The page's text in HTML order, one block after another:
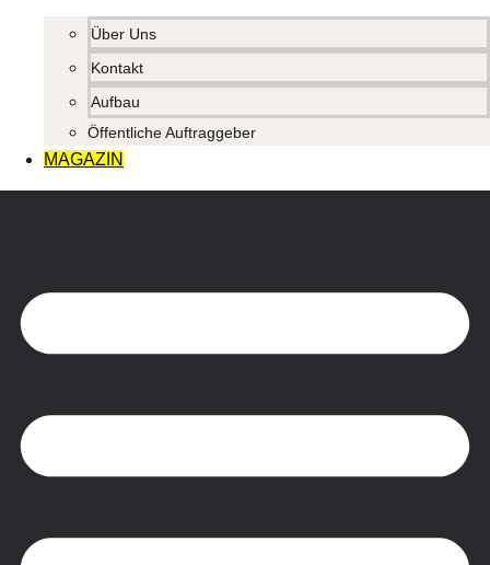
Über Uns
Kontakt
Aufbau
Öffentliche Auftraggeber
MAGAZIN